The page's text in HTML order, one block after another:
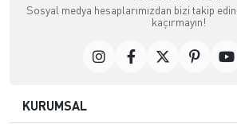
Sosyal medya hesaplarımızdan bizi takip
kaçırmayın!
KURUMSAL